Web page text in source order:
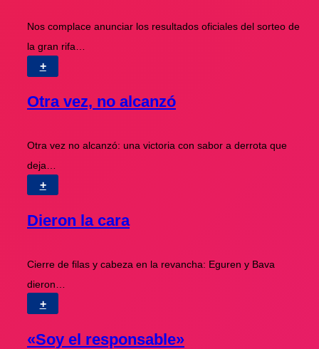
Nos complace anunciar los resultados oficiales del sorteo de
la gran rifa…
+
Otra vez, no alcanzó
Otra vez no alcanzó: una victoria con sabor a derrota que
deja…
+
Dieron la cara
Cierre de filas y cabeza en la revancha: Eguren y Bava
dieron…
+
«Soy el responsable»